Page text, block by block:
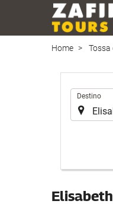
Home Tossa
Destino